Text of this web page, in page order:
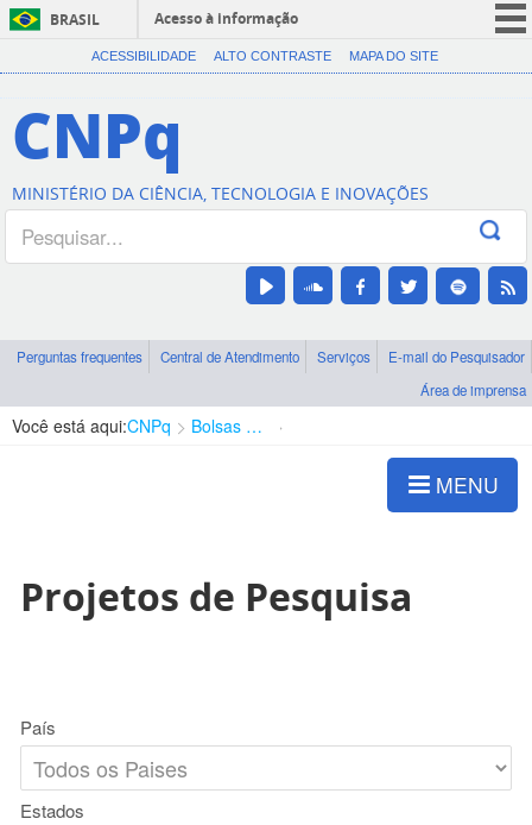
BRASIL
Acesso à informação
CORONAVÍRUS (COVID-19)
Canais
ACESSIBILIDADE ALTO CONTRASTE MAPA DO SITE
CNPq
MINISTÉRIO DA CIÊNCIA, TECNOLOGIA E INOVAÇÕES
Perguntas frequentes Central de Atendimento Serviços
E-mail do Pesquisador
Área de imprensa
Você está aqui:CNPq Bolsas e Auxílios Vigentes
MENU
Projetos de Pesquisa
País
Estados